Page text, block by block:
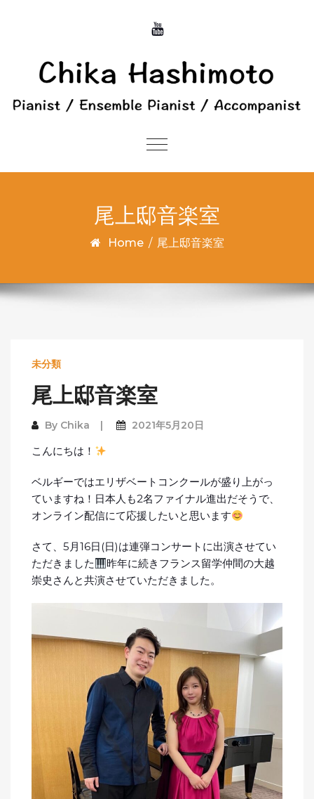
Toggle
尾上邸音楽室
Home / 尾上邸音楽室
未分類
尾上邸音楽室
By Chika 2021年5月20日
こんにちは！
ベルギーではエリザベートコンクールが盛り上がっ
ていますね！日本人も2名ファイナル進出だそうで、
オンライン配信にて応援したいと思います
さて、5月16日(日)は連弾コンサートに出演させてい
ただきました
昨年に続きフランス留学仲間の大越
崇史さんと共演させていただきました。